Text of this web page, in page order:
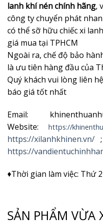
lanh khí nén chính hãng,
công ty chuyển phát
có thể sỡ hữu chiếc xi
giá mua tại TPHCM
Ngoài ra, chế độ bảo
là ưu tiên hàng đầu của
Quý khách vui lòng liên
báo giá tốt nhất
Email:
Website: https://
https://xilanhkhinen.vn/ ;
https://
♦Thời gian làm việc: Thứ
SẢN PHẨM VỪA